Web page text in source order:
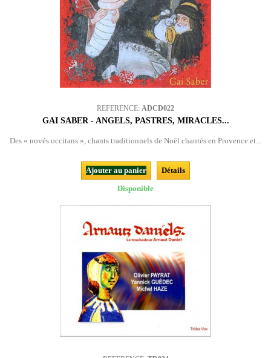
REFERENCE: ADCD022
GAI SABER - ANGELS, PASTRES, MIRACLES...
Des « novés occitans », chants traditionnels de Noël chantés en Provence et...
Ajouter au panier
Détails
Disponible